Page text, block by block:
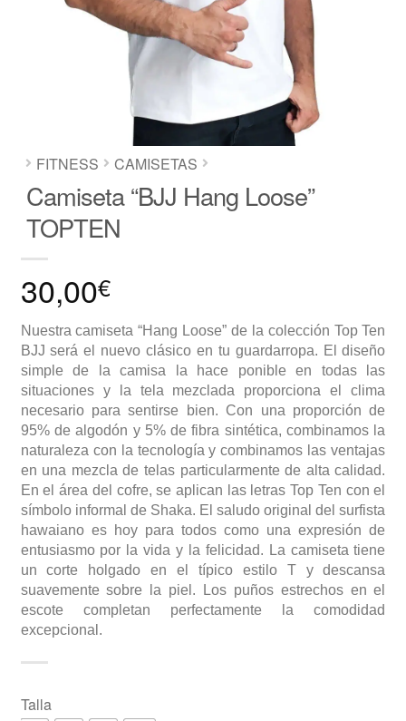
FITNESS CAMISETAS
Camiseta “BJJ Hang Loose”
TOPTEN
30,00€
Nuestra camiseta “Hang Loose” de la colección Top Ten
BJJ será el nuevo clásico en tu guardarropa. El diseño
simple de la camisa la hace ponible en todas las
situaciones y la tela mezclada proporciona el clima
necesario para sentirse bien. Con una proporción de
95% de algodón y 5% de fibra sintética, combinamos la
naturaleza con la tecnología y combinamos las ventajas
en una mezcla de telas particularmente de alta calidad.
En el área del cofre, se aplican las letras Top Ten con el
símbolo informal de Shaka. El saludo original del surfista
hawaiano es hoy para todos como una expresión de
entusiasmo por la vida y la felicidad. La camiseta tiene
un corte holgado en el típico estilo T y descansa
suavemente sobre la piel. Los puños estrechos en el
escote completan perfectamente la comodidad
excepcional.
Talla